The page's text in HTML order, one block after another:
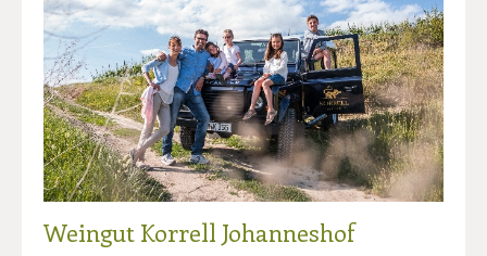
Weingut Korrell Johanneshof